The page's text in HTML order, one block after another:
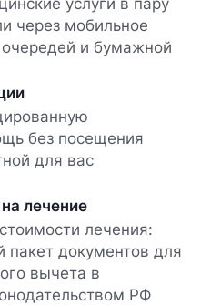
через мобильное
и бумажной
без посещения
для вас
лечение
лечения:
пакет документов для
вычета в
РФ